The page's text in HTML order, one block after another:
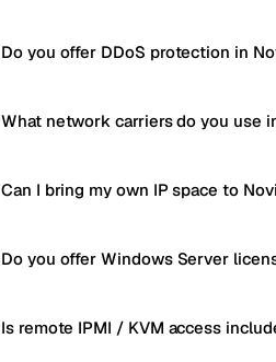
Do you offer DDoS protection in
What network carriers do you use
Can I bring my own IP space to
Do you offer Windows Server
Is remote IPMI / KVM access